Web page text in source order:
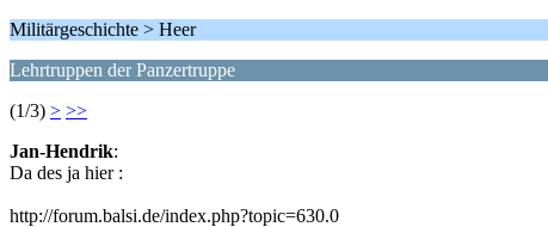
Militärgeschichte > Heer
Lehrtruppen der Panzertruppe
(1/3) > >>
Jan-Hendrik:
Da des ja hier :
http://forum.balsi.de/index.php?topic=630.0